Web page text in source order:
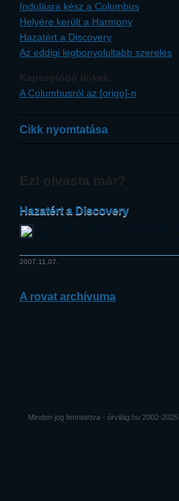
Indulásra kész a Columbus
Helyére került a Harmony
Hazatért a Discovery
Az eddigi legbonyolultabb szerelés
Kapcsolódó linkek:
A Columbusról az [origo]-n
Cikk nyomtatása
Ezt olvasta már?
Hazatért a Discovery
2007.11.07.
A rovat archívuma
Minden jog fenntartva - űrvilág.hu 2002-2025